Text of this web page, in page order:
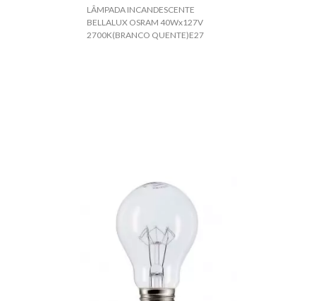
LÂMPADA INCANDESCENTE
BELLALUX OSRAM 40Wx127V
2700K(BRANCO QUENTE)E27